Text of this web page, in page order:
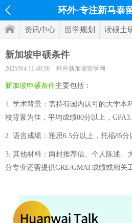
环外·专注新马泰
资讯中心 留学规划 读硕士
新加坡申硕条件
2025/9/4 11:48:58 环外新加坡留学网
新加坡申硕条件主要包括：
1. 学术背景：需持有国内认可的大学本
校背景为佳，平均成绩80分以上，
2. 语言成绩：雅思6.5分以上，托福85分
3. 其他材料：两封推荐信、个人陈述、
分专业还需提供GRE/GMAT成绩或相关